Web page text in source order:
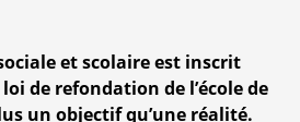
et scolaire est inscrit
de refondation de l’école de
un objectif qu’une réalité.